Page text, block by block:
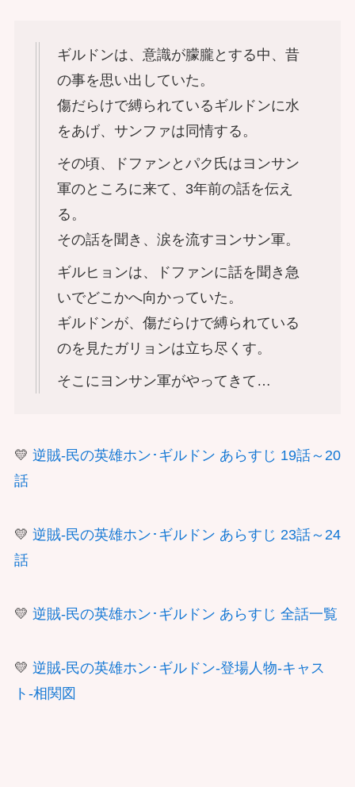
ギルドンは、意識が朦朧とする中、昔
の事を思い出していた。
傷だらけで縛られているギルドンに水
をあげ、サンファは同情する。
その頃、ドファンとパク氏はヨンサン
軍のところに来て、3年前の話を伝え
る。
その話を聞き、涙を流すヨンサン軍。
ギルヒョンは、ドファンに話を聞き急
いでどこかへ向かっていた。
ギルドンが、傷だらけで縛られている
のを見たガリョンは立ち尽くす。
そこにヨンサン軍がやってきて…
💛 逆賊-民の英雄ホン･ギルドン あらすじ 19話～20
話
💛 逆賊-民の英雄ホン･ギルドン あらすじ 23話～24
話
💛 逆賊-民の英雄ホン･ギルドン あらすじ 全話一覧
💛 逆賊-民の英雄ホン･ギルドン-登場人物-キャス
ト-相関図